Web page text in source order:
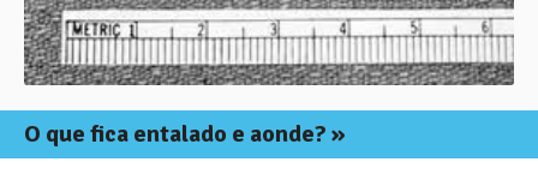
O que fica entalado e aonde?